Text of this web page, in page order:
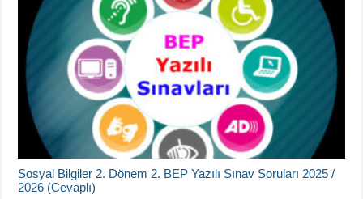
Sosyal Bilgiler 2. Dönem 2. BEP Yazılı Sınav Soruları 2025 /
2026 (Cevaplı)